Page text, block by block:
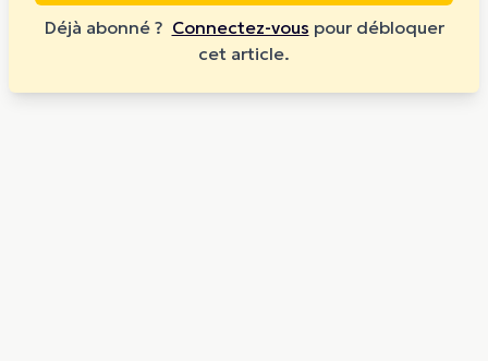
Déjà abonné ? Connectez-vous pour débloquer
cet article.